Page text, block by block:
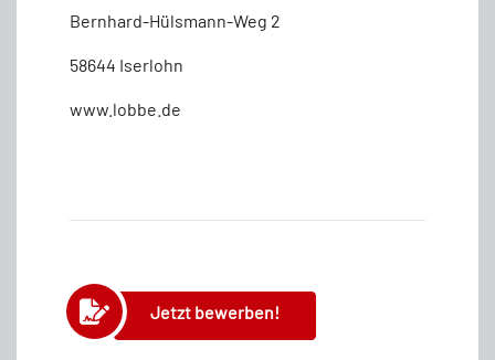
Bernhard-Hülsmann-Weg 2
58644 Iserlohn
www.lobbe.de
Jetzt bewerben!